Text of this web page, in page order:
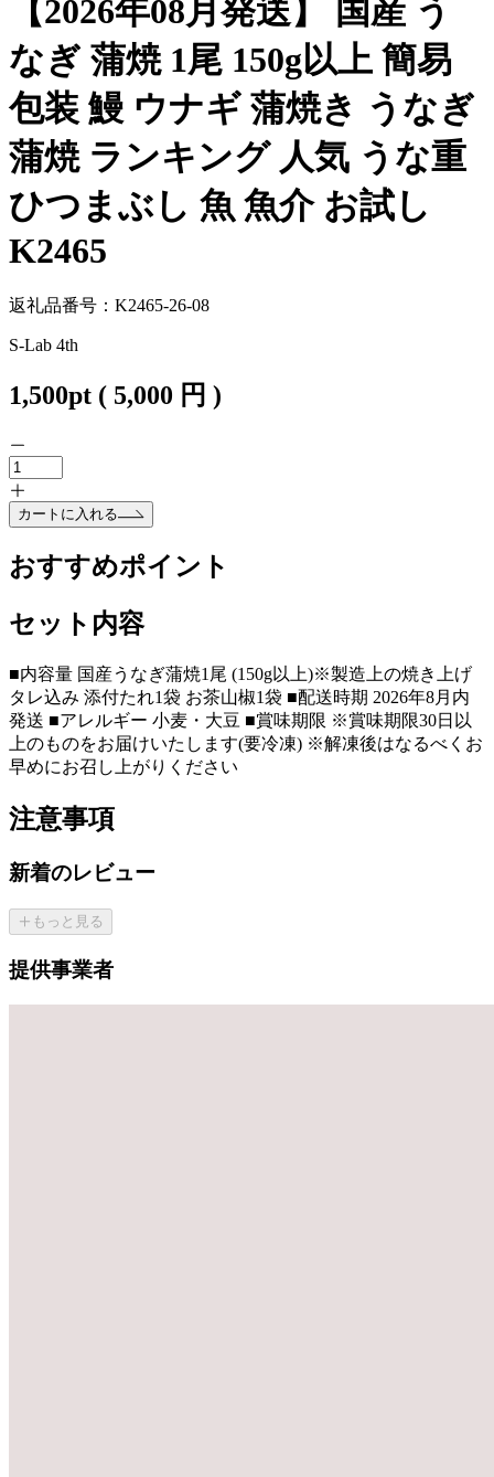
【2026年08月発送】 国産 う
なぎ 蒲焼 1尾 150g以上 簡易
包装 鰻 ウナギ 蒲焼き うなぎ
蒲焼 ランキング 人気 うな重
ひつまぶし 魚 魚介 お試し
K2465
返礼品番号：K2465-26-08
S-Lab 4th
1,500pt ( 5,000 円 )
カートに入れる
おすすめポイント
セット内容
■内容量 国産うなぎ蒲焼1尾 (150g以上)※製造上の焼き上げ
タレ込み 添付たれ1袋 お茶山椒1袋 ■配送時期 2026年8月内
発送 ■アレルギー 小麦・大豆 ■賞味期限 ※賞味期限30日以
上のものをお届けいたします(要冷凍) ※解凍後はなるべくお
早めにお召し上がりください
注意事項
新着のレビュー
もっと見る
提供事業者